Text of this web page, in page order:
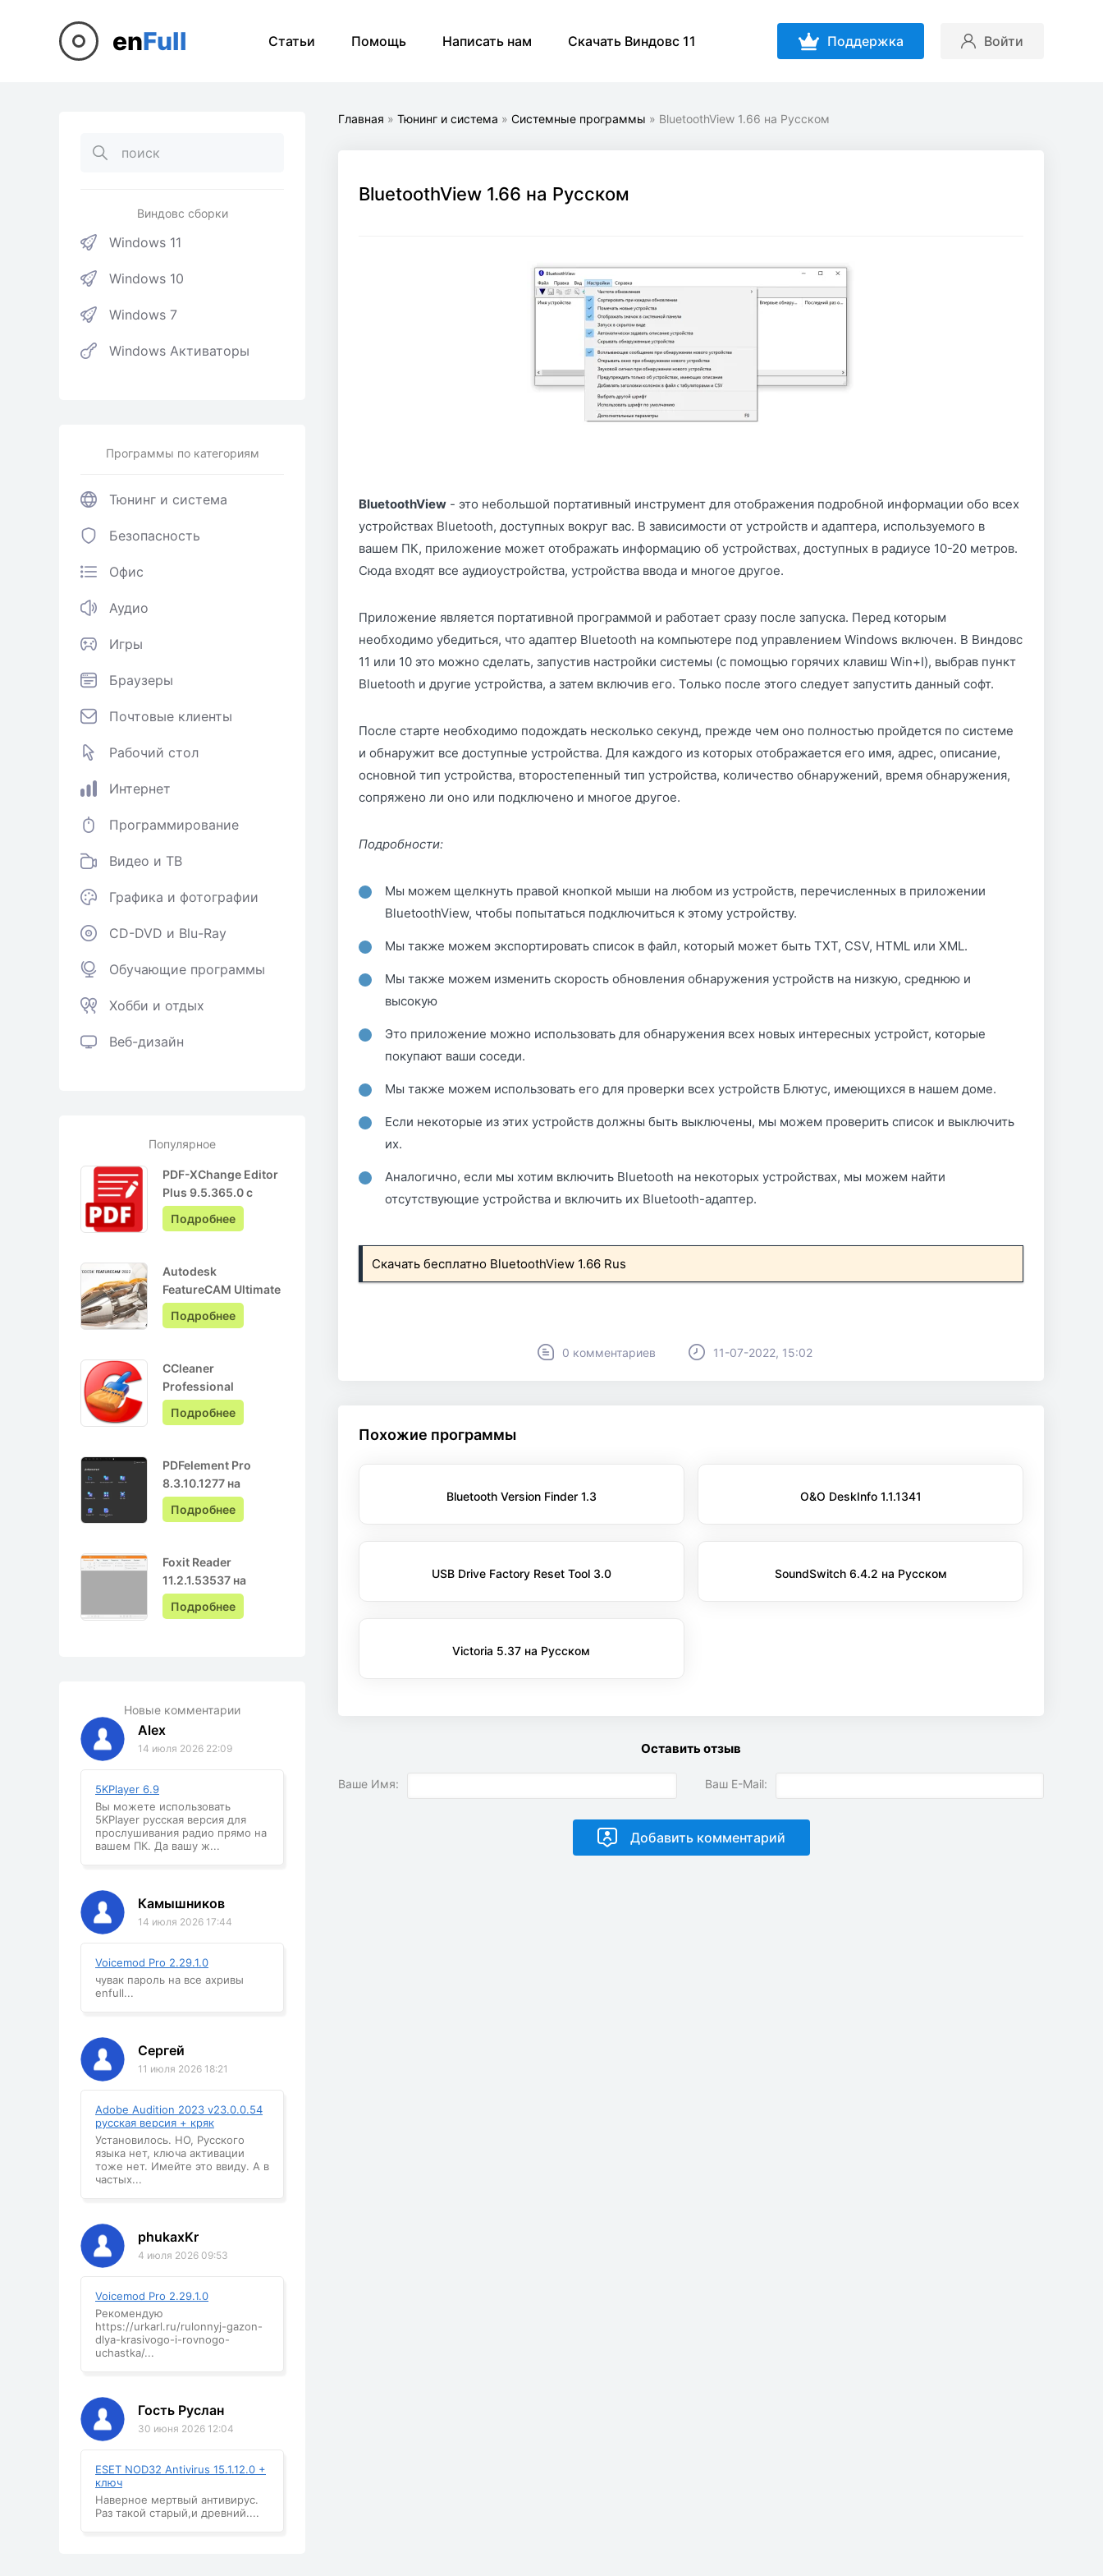
enFull Статьи Помощь Написать нам Скачать Виндовс 11 Поддержка Войти
Виндовс сборки
Windows 11
Windows 10
Windows 7
Windows Активаторы
Программы по категориям
Тюнинг и система
Безопасность
Офис
Аудио
Игры
Браузеры
Почтовые клиенты
Рабочий стол
Интернет
Программирование
Видео и ТВ
Графика и фотографии
CD-DVD и Blu-Ray
Обучающие программы
Хобби и отдых
Веб-дизайн
Популярное
PDF-XChange Editor
Plus 9.5.365.0 с
ключом лицензии +
Pro на Русском
Подробнее
Autodesk
FeatureCAM Ultimate
2022.0.3 + crack
Подробнее
CCleaner
Professional
6.05.10110 + ключ
активации + Repack
Подробнее
PDFelement Pro
8.3.10.1277 на
Русском с ключом
Подробнее
Foxit Reader
11.2.1.53537 на
Русском
Подробнее
Новые комментарии
Alex
14 июля 2026 22:09
5KPlayer 6.9
Вы можете использовать
5KPlayer русская версия для
прослушивания радио прямо на
вашем ПК. Да вашу ж...
Камышников
14 июля 2026 17:44
Voicemod Pro 2.29.1.0
чувак пароль на все ахривы
enfull...
Сергей
11 июля 2026 18:21
Adobe Audition 2023 v23.0.0.54
русская версия + кряк
Установилось. НО, Русского
языка нет, ключа активации
тоже нет. Имейте это ввиду. А в
частых...
phukaxKr
4 июля 2026 09:53
Voicemod Pro 2.29.1.0
Рекомендую
https://urkarl.ru/rulonnyj-gazon-
dlya-krasivogo-i-rovnogo-
uchastka/...
Гость Руслан
30 июня 2026 12:04
ESET NOD32 Antivirus 15.1.12.0 +
ключ
Наверное мертвый антивирус.
Раз такой старый,и древний....
Главная » Тюнинг и система » Системные программы » BluetoothView 1.66 на Русском
BluetoothView 1.66 на Русском
BluetoothView - это небольшой портативный инструмент для отображения подробной информации обо всех
устройствах Bluetooth, доступных вокруг вас. В зависимости от устройств и адаптера, используемого в
вашем ПК, приложение может отображать информацию об устройствах, доступных в радиусе 10-20 метров.
Сюда входят все аудиоустройства, устройства ввода и многое другое.
Приложение является портативной программой и работает сразу после запуска. Перед которым
необходимо убедиться, что адаптер Bluetooth на компьютере под управлением Windows включен. В Виндовс
11 или 10 это можно сделать, запустив настройки системы (с помощью горячих клавиш Win+I), выбрав пункт
Bluetooth и другие устройства, а затем включив его. Только после этого следует запустить данный софт.
После старте необходимо подождать несколько секунд, прежде чем оно полностью пройдется по системе
и обнаружит все доступные устройства. Для каждого из которых отображается его имя, адрес, описание,
основной тип устройства, второстепенный тип устройства, количество обнаружений, время обнаружения,
сопряжено ли оно или подключено и многое другое.
Подробности:
Мы можем щелкнуть правой кнопкой мыши на любом из устройств, перечисленных в приложении
BluetoothView, чтобы попытаться подключиться к этому устройству.
Мы также можем экспортировать список в файл, который может быть TXT, CSV, HTML или XML.
Мы также можем изменить скорость обновления обнаружения устройств на низкую, среднюю и
высокую
Это приложение можно использовать для обнаружения всех новых интересных устройст, которые
покупают ваши соседи.
Мы также можем использовать его для проверки всех устройств Блютус, имеющихся в нашем доме.
Если некоторые из этих устройств должны быть выключены, мы можем проверить список и выключить
их.
Аналогично, если мы хотим включить Bluetooth на некоторых устройствах, мы можем найти
отсутствующие устройства и включить их Bluetooth-адаптер.
Скачать бесплатно BluetoothView 1.66 Rus
0 комментариев 11-07-2022, 15:02
Похожие программы
Bluetooth Version Finder 1.3 O&O DeskInfo 1.1.1341
USB Drive Factory Reset Tool 3.0 SoundSwitch 6.4.2 на Русском
Victoria 5.37 на Русском
Оставить отзыв
Ваше Имя: Ваш E-Mail: